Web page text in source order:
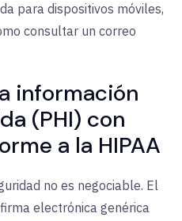
para dispositivos móviles,
consultar un correo
información
(PHI) con
a la HIPAA
no es negociable. El
electrónica genérica